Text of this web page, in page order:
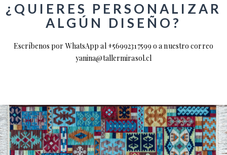
¿QUIERES PERSONALIZAR
ALGÚN DISEÑO?
Escríbenos por WhatsApp al +56992317599 o a nuestro correo
yanina@tallermirasol.cl